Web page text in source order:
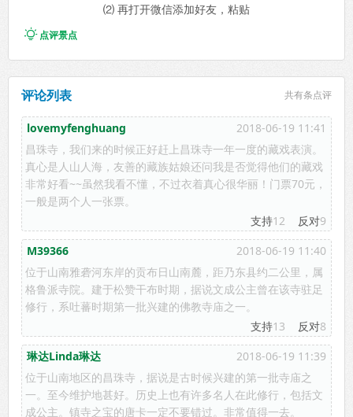
⑵ 再打开微信添加好友，粘贴
点评景点
评论列表 共有条点评
lovemyfenghuang
2018-06-19 11:41
昌珠寺，我们来的时候正好赶上昌珠寺一年一度的藏戏表演。
真心是人山人海，友善的藏族姑娘还问我是否觉得他们的藏戏
非常好看~~虽然我看不懂，不过衣着真心很华丽！门票70元，
一般是两个人一张票。
支持12 反对9
M39366
2018-06-19 11:40
位于山南雅砻河东岸的贡布日山南麓，距乃东县约二公里，属
格鲁派寺院。建于松赞干布时期，据说文成公主曾在该寺驻足
修行，系吐蕃时期第一批兴建的佛教寺庙之一。
支持13 反对8
琳达Linda琳达
2018-06-19 11:39
位于山南地区的昌珠寺，据说是古时候兴建的第一批寺庙之
一。至今维护地甚好。历史上也有许多名人在此修行，包括文
成公主。镇寺之宝的唐卡一定不要错过。非常值得一去。